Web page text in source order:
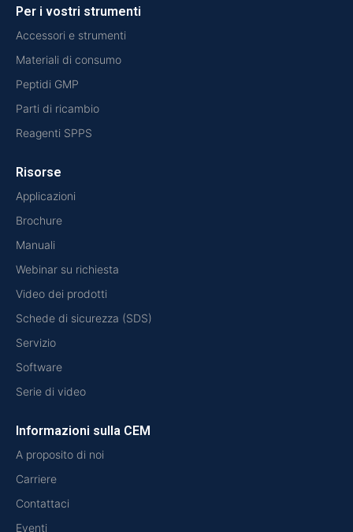
Per i vostri strumenti
Accessori e strumenti
Materiali di consumo
Peptidi GMP
Parti di ricambio
Reagenti SPPS
Risorse
Applicazioni
Brochure
Manuali
Webinar su richiesta
Video dei prodotti
Schede di sicurezza (SDS)
Servizio
Software
Serie di video
Informazioni sulla CEM
A proposito di noi
Carriere
Contattaci
Eventi